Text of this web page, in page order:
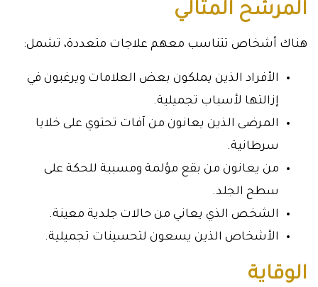
المرشح المثالي
هناك أشخاص تتناسب معهم علاجات متعددة، تشمل:
الأفراد الذين يملكون بعض العلامات ويرغبون في
إزالتها لأسباب تجميلية.
المرضى الذين يعانون من آفات تحتوي على خلايا
سرطانية.
من يعانون من بقع مؤلمة ومسببة للحكة على
سطح الجلد.
الشخص الذي يعاني من حالات جلدية معينة.
الأشخاص الذين يسعون لتحسينات تجميلية.
الوقاية